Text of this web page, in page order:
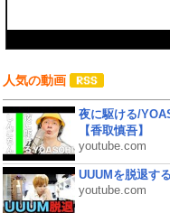
人気の動画
夜に駆ける/
【香取慎吾】
youtube.com
UUUMを脱退す
youtube.com